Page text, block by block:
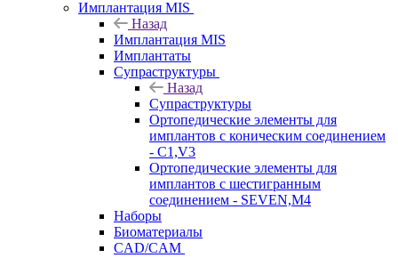
Имплантация MIS
Назад
Имплантация MIS
Имплантаты
Супраструктуры
Назад
Супраструктуры
Ортопедические элементы для
имплантов с коническим соединением
- C1,V3
Ортопедические элементы для
имплантов с шестигранным
соединением - SEVEN,M4
Наборы
Биоматериалы
CAD/CAM